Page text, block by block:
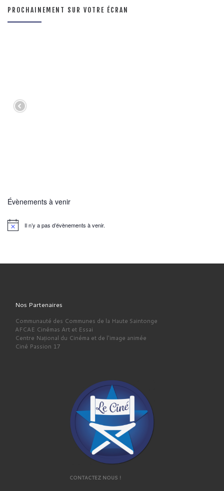
PROCHAINEMENT SUR VOTRE ÉCRAN
Évènements à venir
e
Il n’y a pas d’évènements à venir.
Nos Partenaires
Communauté des Communes de la Haute Saintonge
AFCAE Cinémas Art et Essai
Centre Național du Cinéma et de l'image animée
Ciné Passion 17
CONTACTEZ NOUS !